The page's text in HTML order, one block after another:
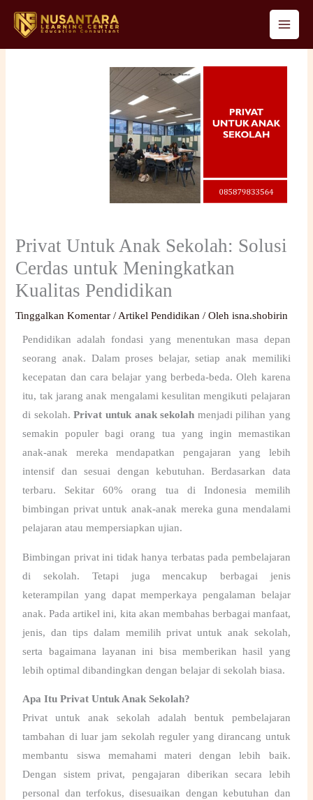
Privat Untuk Anak Sekolah: Solusi
Cerdas untuk Meningkatkan
Kualitas Pendidikan
Tinggalkan Komentar / Artikel Pendidikan / Olehisna.shobirin
Pendidikan adalah fondasi yang menentukan masa depan
seorang anak. Dalam proses belajar, setiap anak memiliki
kecepatan dan cara belajar yang berbeda-beda. Oleh karena
itu, tak jarang anak mengalami kesulitan mengikuti pelajaran
di sekolah.Privat untuk anak sekolah menjadi pilihan yang
semakin populer bagi orang tua yang ingin memastikan
anak-anak mereka mendapatkan pengajaran yang lebih
intensif dan sesuai dengan kebutuhan. Berdasarkan data
terbaru. Sekitar 60% orang tua di Indonesia memilih
bimbingan privat untuk anak-anak mereka guna mendalami
pelajaran atau mempersiapkan ujian.
Bimbingan privat ini tidak hanya terbatas pada pembelajaran
di sekolah. Tetapi juga mencakup berbagai jenis
keterampilan yang dapat memperkaya pengalaman belajar
anak. Pada artikel ini, kita akan membahas berbagai manfaat,
jenis, dan tips dalam memilihprivat untuk anak sekolah,
serta bagaimana layanan ini bisa memberikan hasil yang
lebih optimal dibandingkan dengan belajar di sekolah biasa.
Apa Itu Privat Untuk Anak Sekolah?
Privat untuk anak sekolah adalah bentuk pembelajaran
tambahan di luar jam sekolah reguler yang dirancang untuk
membantu siswa memahami materi dengan lebih baik.
Dengan sistem privat, pengajaran diberikan secara lebih
personal dan terfokus, disesuaikan dengan kebutuhan dan